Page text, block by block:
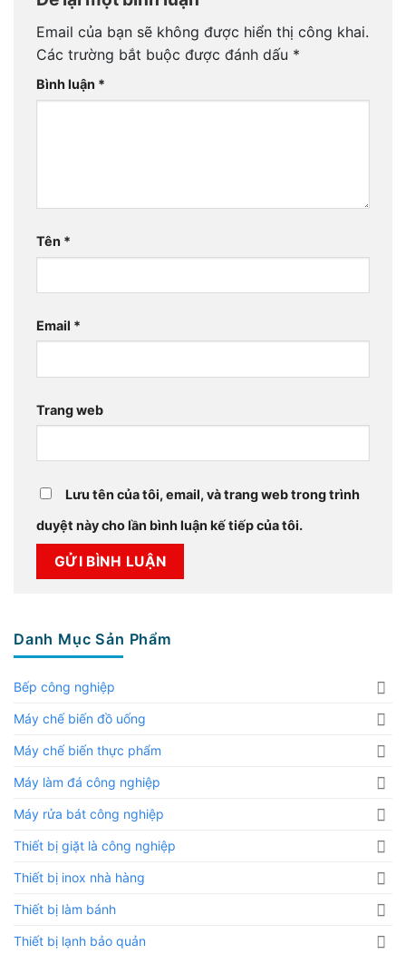
Email của bạn sẽ không được hiển thị công khai.
Các trường bắt buộc được đánh dấu *
Bình luận *
Tên *
Email *
Trang web
Lưu tên của tôi, email, và trang web trong trình
duyệt này cho lần bình luận kế tiếp của tôi.
Danh Mục Sản Phẩm
Bếp công nghiệp
Máy chế biến đồ uống
Máy chế biến thực phẩm
Máy làm đá công nghiệp
Máy rửa bát công nghiệp
Thiết bị giặt là công nghiệp
Thiết bị inox nhà hàng
Thiết bị làm bánh
Thiết bị lạnh bảo quản